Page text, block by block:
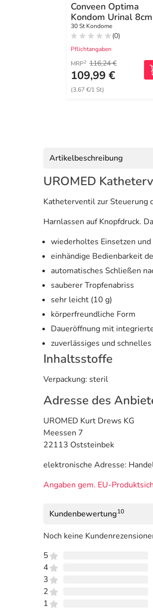
Conveen Optima
Kondom Urinal 8cm
35mm
30 St Kondome
(0)
Pflichtangaben
MRP2 116,24 €
109,99 €
(3,67 €/1 St)
Artikelbeschreibung
UROMED
Katheterventil zur Steuerung
Harnlassen auf Knopfdruck.
wiederholtes Einsetzen
einhändige Bedienbarkeit
automatisches Schließen
sauberer Tropfenabriss
sehr leicht (10 g)
körperfreundliche Form
Daueröffnung mit
zuverlässiges und
Inhaltsstoffe
Verpackung: steril
Adresse des
UROMED Kurt Drews KG
Meessen 7
22113 Oststeinbek
elektronische Adresse:
Angaben gem. EU-
Kundenbewertung10
Noch keine
5
4
3
2
1